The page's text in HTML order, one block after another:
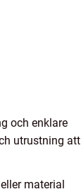
och enklare
utrustning att
material